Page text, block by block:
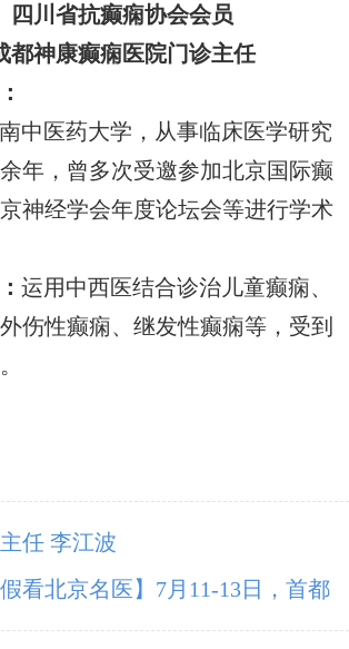
四川省抗癫痫协会会员
都神康癫痫医院门诊主任
中医药大学，从事临床医学研究
年，曾多次受邀参加北京国际癫
神经学会年度论坛会等进行学术
运用中西医结合诊治儿童癫痫、
伤性癫痫、继发性癫痫等，受到
任 李江波
假看北京名医】7月11-13日，首都
京朝阳医院周立春博士领衔暑期